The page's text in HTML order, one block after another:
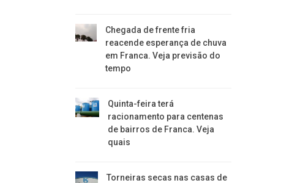
Chegada de frente fria
reacende esperança de chuva
em Franca. Veja previsão do
tempo
Quinta-feira terá
racionamento para centenas
de bairros de Franca. Veja
quais
Torneiras secas nas casas de